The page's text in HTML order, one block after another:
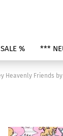
% ***
Heavenly Friends